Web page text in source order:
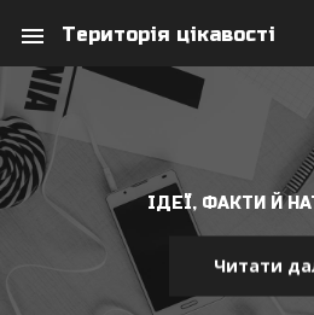
menu Територія цікавості
ІДЕЇ, ФАКТИ Й
Читати